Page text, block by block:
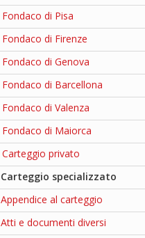
Fondaco di Pisa
Fondaco di Firenze
Fondaco di Genova
Fondaco di Barcellona
Fondaco di Valenza
Fondaco di Maiorca
Carteggio privato
Carteggio specializzato
Appendice al carteggio
Atti e documenti diversi